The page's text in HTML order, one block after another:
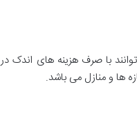
با صرف هزینه های اندک در
ها و منازل می باشد.